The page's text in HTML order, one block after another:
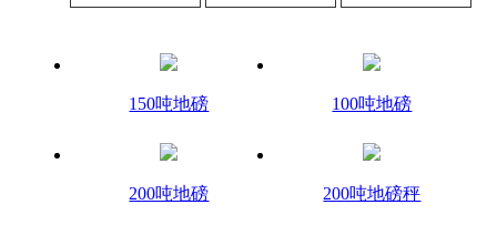
150吨地磅 100吨地磅
200吨地磅 200吨地磅秤